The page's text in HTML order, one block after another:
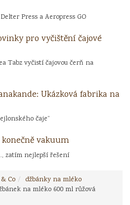
Press a Aeropress GO
pro vyčištění čajové
Tabz vyčistí čajovou čerň na
Ukázková fabrika na
čaje“
konečně vakuum
zatím nejlepší řešení
Co
džbánky na mléko
na mléko 600 ml růžová